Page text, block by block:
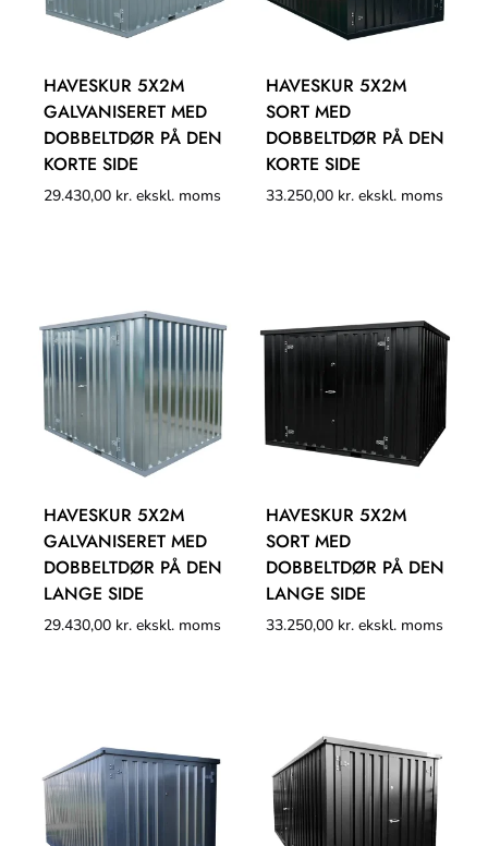
HAVESKUR 5X2M
GALVANISERET MED
DOBBELTDØR PÅ DEN
KORTE SIDE
29.430,00 kr. ekskl. moms
HAVESKUR 5X2M
SORT MED
DOBBELTDØR PÅ DEN
KORTE SIDE
33.250,00 kr. ekskl. moms
HAVESKUR 5X2M
GALVANISERET MED
DOBBELTDØR PÅ DEN
LANGE SIDE
29.430,00 kr. ekskl. moms
HAVESKUR 5X2M
SORT MED
DOBBELTDØR PÅ DEN
LANGE SIDE
33.250,00 kr. ekskl. moms